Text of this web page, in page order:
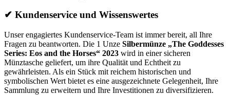
✔ Kundenservice und Wissenswertes
Unser engagiertes Kundenservice-Team ist immer bereit, all Ihre
Fragen zu beantworten. Die 1 Unze Silbermünze „The Goddesses
Series: Eos and the Horses“ 2023 wird in einer sicheren
Münztasche geliefert, um ihre Qualität und Echtheit zu
gewährleisten. Als ein Stück mit reichem historischen und
symbolischen Wert bietet es eine ausgezeichnete Gelegenheit, Ihre
Sammlung zu erweitern und Ihre Investitionen zu diversifizieren.